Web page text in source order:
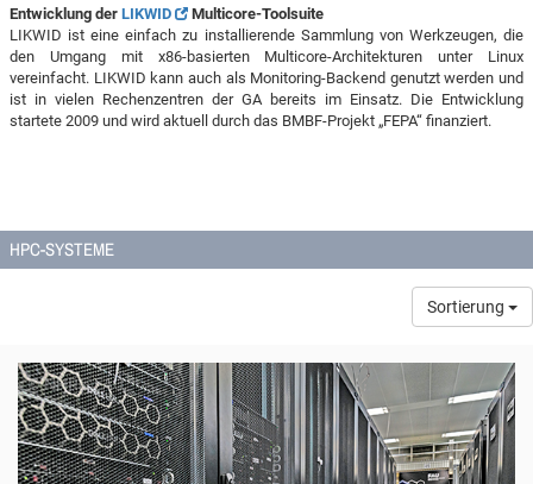
Entwicklung der LIKWID
Multicore-Toolsuite
LIKWID ist eine einfach zu installierende Sammlung von Werkzeugen, die
den Umgang mit x86-basierten Multicore-Architekturen unter Linux
vereinfacht. LIKWID kann auch als Monitoring-Backend genutzt werden und
ist in vielen Rechenzentren der GA bereits im Einsatz. Die Entwicklung
startete 2009 und wird aktuell durch das BMBF-Projekt „FEPA“ finanziert.
HPC-SYSTEME
Sortierung
© NHR@FAU